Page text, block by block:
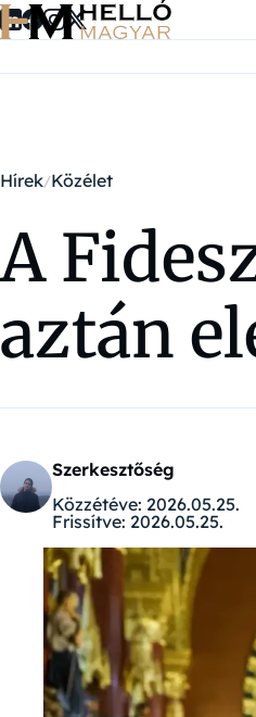
Ugrás a tartalomra
Hírek Közélet
A
aztán
Szerkesztőség
Közzétéve: 2026.05.25.
Frissítve: 2026.05.25.